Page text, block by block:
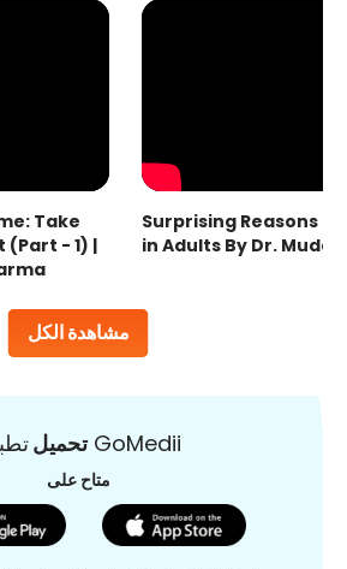
مشاهدة الكل
Take
(Part - 1) |
Surprising Reasons
in Adults By Dr.
تحميلتطبيق GoMedii
متاح على